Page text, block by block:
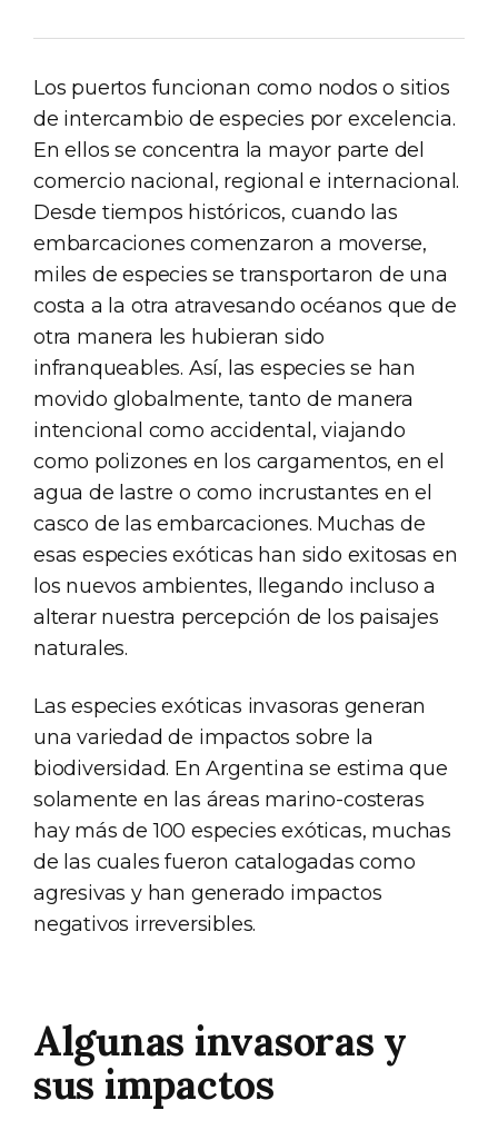
Los puertos funcionan como nodos o sitios
de intercambio de especies por excelencia.
En ellos se concentra la mayor parte del
comercio nacional, regional e internacional.
Desde tiempos históricos, cuando las
embarcaciones comenzaron a moverse,
miles de especies se transportaron de una
costa a la otra atravesando océanos que de
otra manera les hubieran sido
infranqueables. Así, las especies se han
movido globalmente, tanto de manera
intencional como accidental, viajando
como polizones en los cargamentos, en el
agua de lastre o como incrustantes en el
casco de las embarcaciones. Muchas de
esas especies exóticas han sido exitosas en
los nuevos ambientes, llegando incluso a
alterar nuestra percepción de los paisajes
naturales.
Las especies exóticas invasoras generan
una variedad de impactos sobre la
biodiversidad. En Argentina se estima que
solamente en las áreas marino-costeras
hay más de 100 especies exóticas, muchas
de las cuales fueron catalogadas como
agresivas y han generado impactos
negativos irreversibles.
Algunas invasoras y
sus impactos